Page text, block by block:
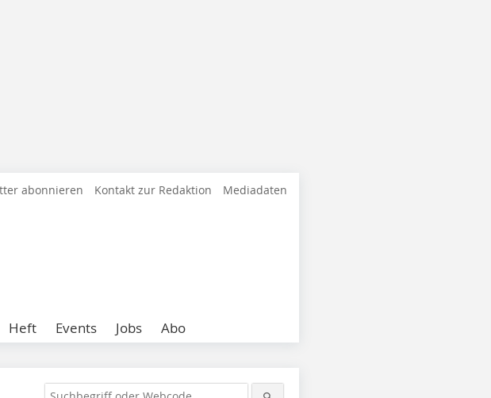
abonnieren Kontakt zur Redaktion Mediadaten
Heft Events Jobs Abo